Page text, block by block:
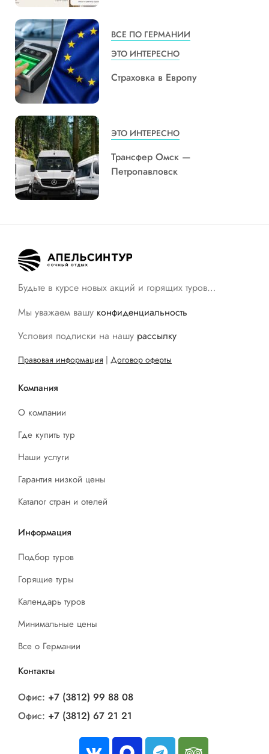
ВСЕ ПО ГЕРМАНИИ
ЭТО ИНТЕРЕСНО
Страховка в Европу
ЭТО ИНТЕРЕСНО
Трансфер Омск —
Петропавловск
Будьте в курсе новых акций и горящих туров…
Мы уважаем вашу конфиденциальность
Условия подписки на нашу рассылку
Правовая информация | Договор оферты
Компания
О компании
Где купить тур
Наши услуги
Гарантия низкой цены
Каталог стран и отелей
Информация
Подбор туров
Горящие туры
Календарь туров
Минимальные цены
Все о Германии
Контакты
Офис: +7 (3812) 99 88 08
Офис: +7 (3812) 67 21 21